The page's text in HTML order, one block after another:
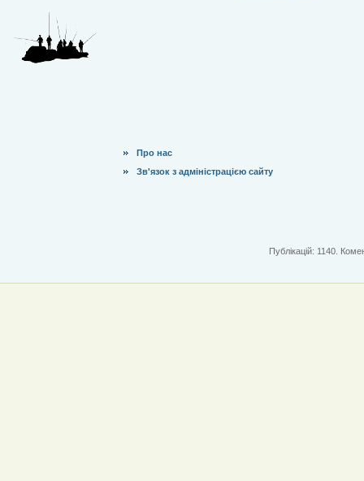
Про нас
Зв'язок з адміністрацією сайту
Публікацій: 1140.